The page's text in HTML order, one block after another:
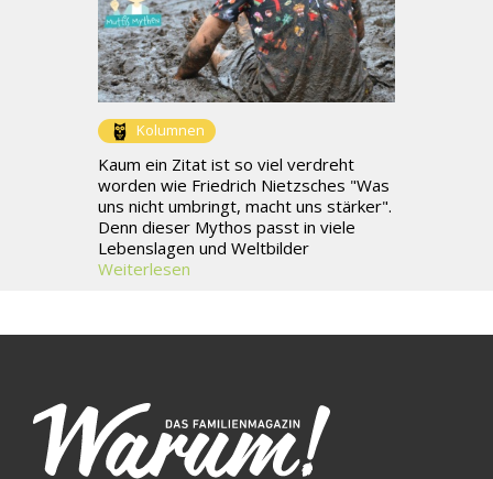
Kolumnen
Kaum ein Zitat ist so viel verdreht
worden wie Friedrich Nietzsches "Was
uns nicht umbringt, macht uns stärker".
Denn dieser Mythos passt in viele
Lebenslagen und Weltbilder
Weiterlesen